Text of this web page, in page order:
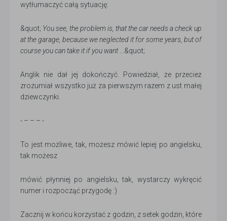
wytłumaczyć całą sytuację:
&quot; You see, the problem is, that the car needs a check up
at the garage, because we neglected it for some years, but of
course you can take it if you want…&quot;
Anglik nie dał jej dokończyć. Powiedział, że przecież
zrozumiał wszystko już za pierwszym razem z ust małej
dziewczynki.
- – – – -
To jest możliwe, tak, możesz mówić lepiej po angielsku,
tak możesz
mówić płynniej po angielsku, tak, wystarczy wykręcić
numer i rozpocząć przygodę :)
Zacznij w końcu korzystać z godzin, z setek godzin, które